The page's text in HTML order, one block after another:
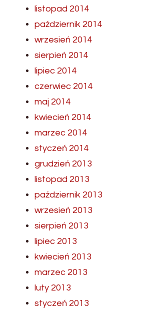
listopad 2014
październik 2014
wrzesień 2014
sierpień 2014
lipiec 2014
czerwiec 2014
maj 2014
kwiecień 2014
marzec 2014
styczeń 2014
grudzień 2013
listopad 2013
październik 2013
wrzesień 2013
sierpień 2013
lipiec 2013
kwiecień 2013
marzec 2013
luty 2013
styczeń 2013